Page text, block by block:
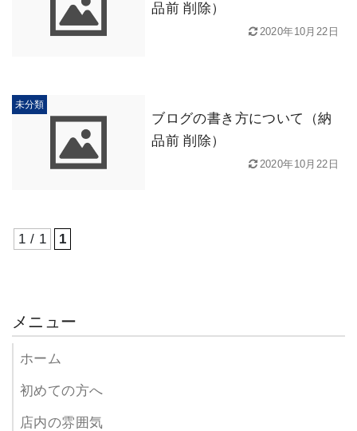
品前 削除）
2020年10月22日
未分類
ブログの書き方について（納
品前 削除）
2020年10月22日
1 / 1 1
メニュー
ホーム
初めての方へ
店内の雰囲気